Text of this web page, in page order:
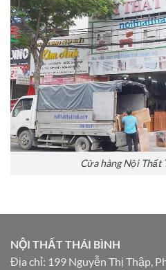
Cửa hàng Nội Thất
NỘI THẤT THÁI BÌNH
Địa chỉ: 199 Nguyễn Thị Thập,